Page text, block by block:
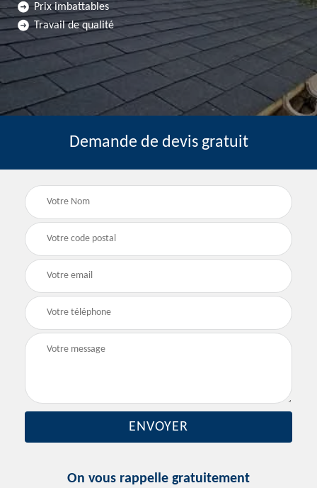
Prix imbattables
Travail de qualité
Demande de devis gratuit
On vous rappelle gratuitement